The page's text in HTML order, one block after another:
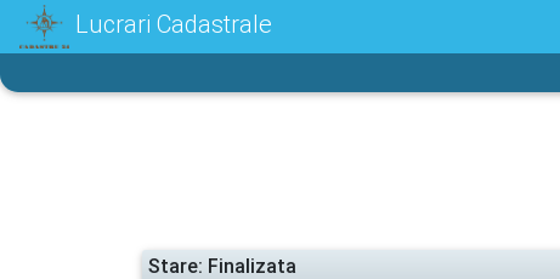
Lucrari Cadastrale
Stare: Finalizata